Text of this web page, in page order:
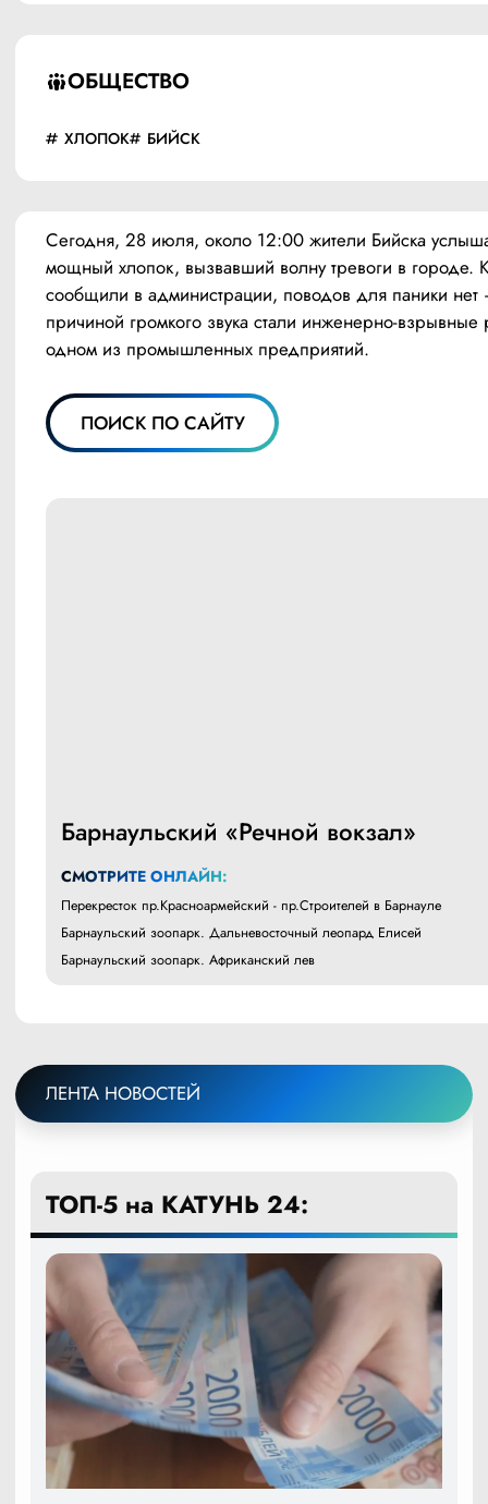
ОБЩЕСТВО
ХЛОПОК БИЙСК
Сегодня, 28 июля, около 12:00 жители Бийска
мощный хлопок, вызвавший волну тревоги в городе.
сообщили в администрации, поводов для паники
причиной громкого звука стали инженерно-взрывные
одном из промышленных предприятий.
ПОИСК ПО САЙТУ
Барнаульский «Речной вокзал»
СМОТРИТЕ ОНЛАЙН:
Перекресток пр.Красноармейский - пр.Строителей в Барнауле
Барнаульский зоопарк. Дальневосточный леопард Елисей
Барнаульский зоопарк. Африканский лев
ЛЕНТА НОВОСТЕЙ
ТОП-5 на КАТУНЬ 24: